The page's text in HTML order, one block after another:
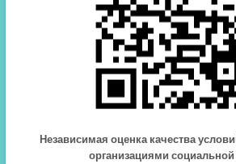
Независимая оценка качества
организациями